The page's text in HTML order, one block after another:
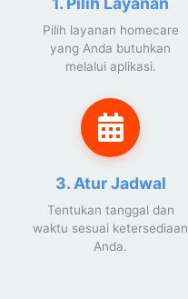
Pilih layanan homecare
yang Anda butuhkan
melalui aplikasi.
3. Atur Jadwal
Tentukan tanggal dan
waktu sesuai ketersediaan
Anda.